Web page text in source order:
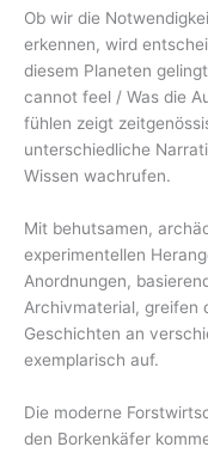
Ob wir die
erkennen, wird
diesem Planeten
cannot feel / Was die
fühlen zeigt
unterschiedliche
Wissen wachrufen.
Mit behutsamen,
experimentellen
Anordnungen,
Archivmaterial, greifen
Geschichten an
exemplarisch auf.
Die moderne
den Borkenkäfer